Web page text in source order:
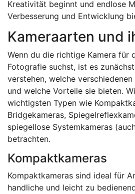
Kreativität beginnt und endlose
Verbesserung und Entwicklung
Kameraarten und
Wenn du die richtige Kamera für
Fotografie suchst, ist es
verstehen, welche
und welche Vorteile sie bieten.
wichtigsten Typen wie
Bridgekameras,
spiegellose Systemkameras
betrachten.
Kompaktkameras
Kompaktkameras sind ideal für
handliche und leicht zu